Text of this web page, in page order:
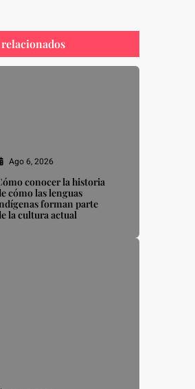
Ago 6, 2026
conocer la historia
cómo las lenguas
forman parte
la cultura actual